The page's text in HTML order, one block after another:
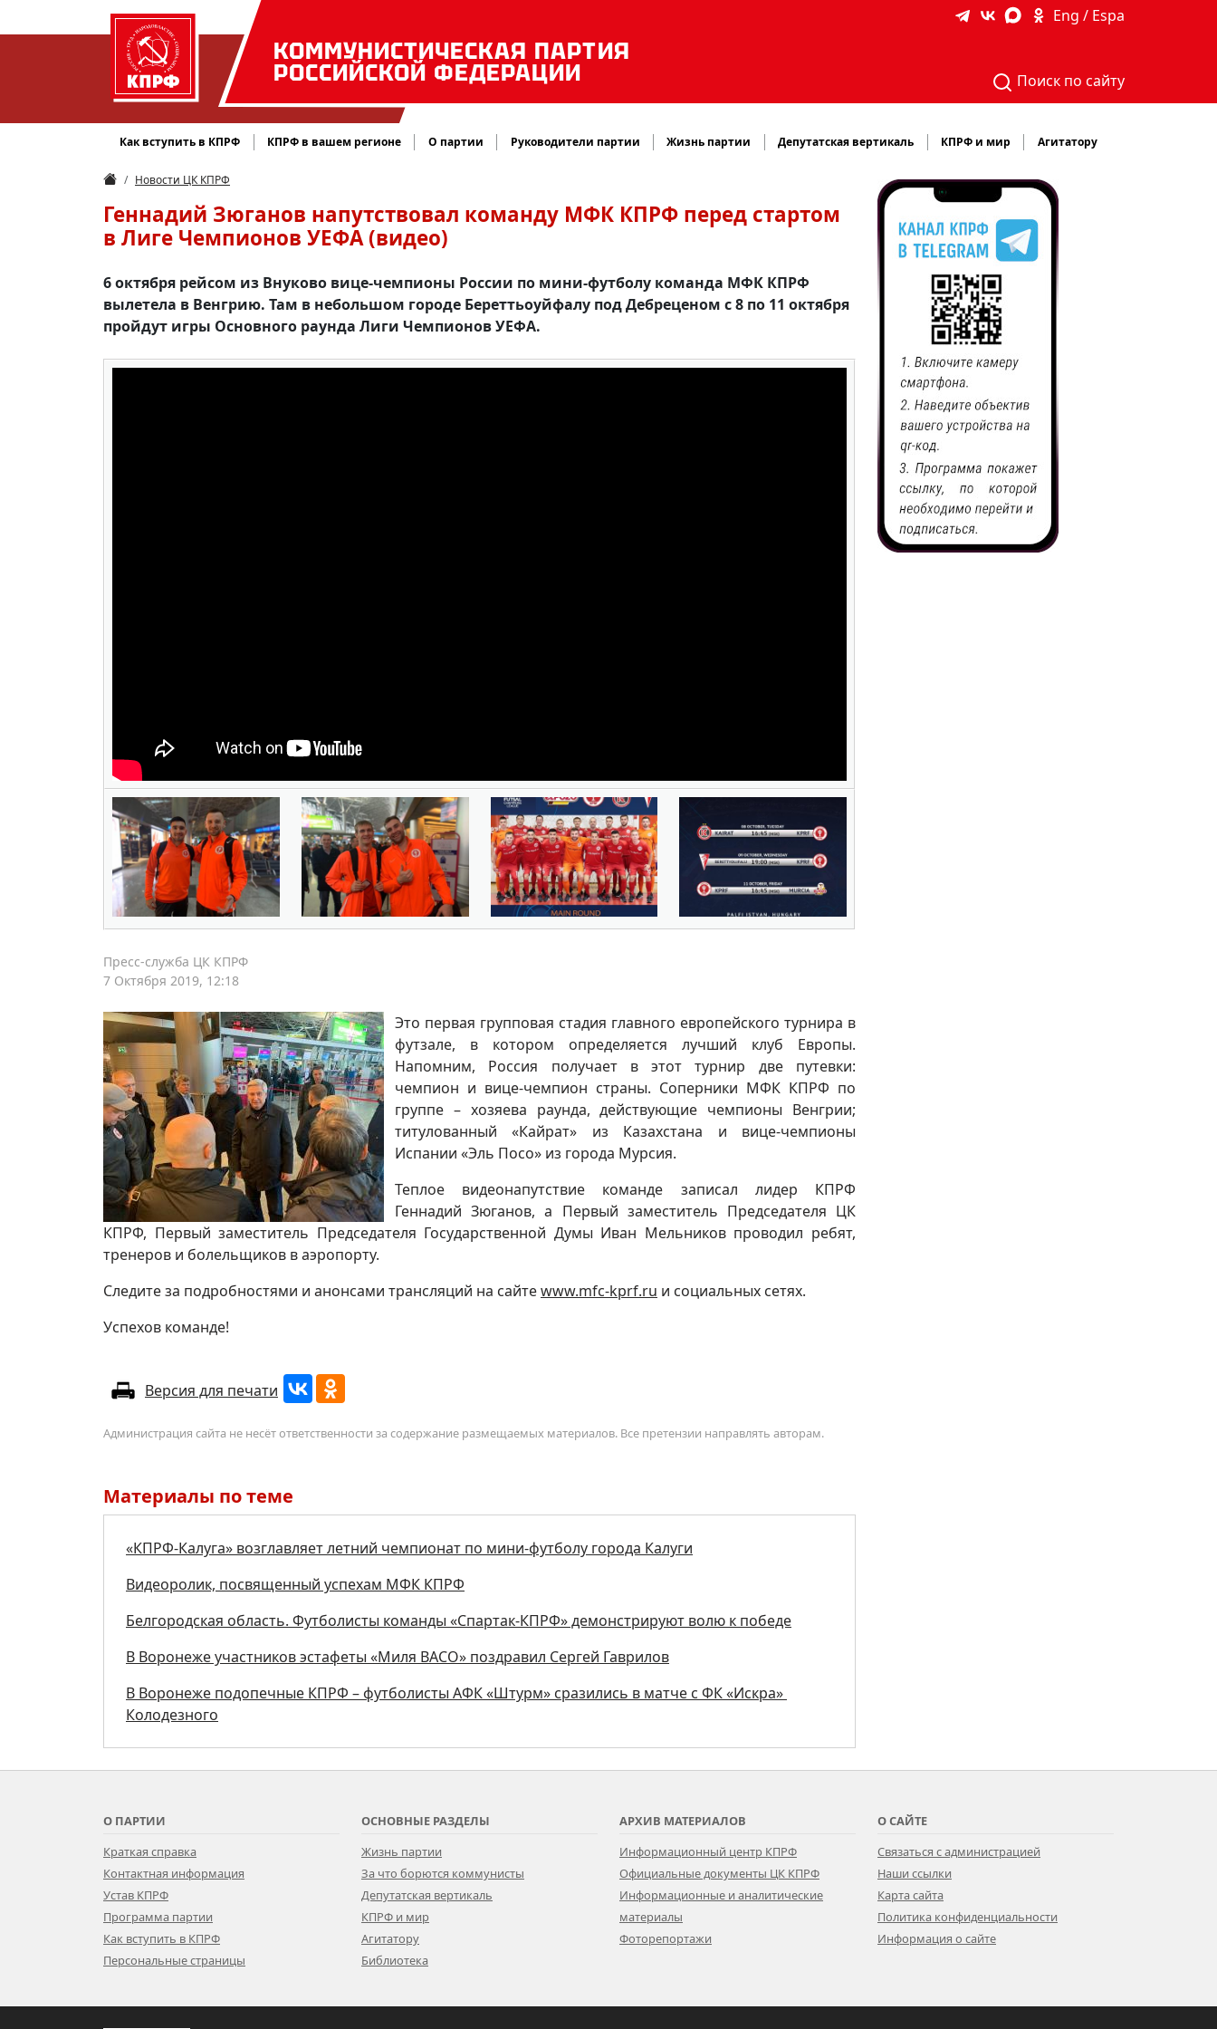
КОММУНИСТИЧЕСКАЯ ПАРТИЯ
РОССИЙСКОЙ ФЕДЕРАЦИИ
Eng / Espa
Поиск по сайту
Как вступить в КПРФ КПРФ в вашем регионе О партии Руководители партии Жизнь партии Депутатская вертикаль КПРФ и мир Агитатору
Новости ЦК КПРФ
Геннадий Зюганов напутствовал команду МФК КПРФ перед стартом
в Лиге Чемпионов УЕФА (видео)
6 октября рейсом из Внуково вице-чемпионы России по мини-футболу команда МФК КПРФ
вылетела в Венгрию. Там в небольшом городе Береттьоуйфалу под Дебреценом с 8 по 11 октября
пройдут игры Основного раунда Лиги Чемпионов УЕФА.
Пресс-служба ЦК КПРФ
7 Октября 2019, 12:18
Это первая групповая стадия главного европейского турнира в
футзале, в котором определяется лучший клуб Европы.
Напомним, Россия получает в этот турнир две путевки:
чемпион и вице-чемпион страны. Соперники МФК КПРФ по
группе – хозяева раунда, действующие чемпионы Венгрии;
титулованный «Кайрат» из Казахстана и вице-чемпионы
Испании «Эль Посо» из города Мурсия.
Теплое видеонапутствие команде записал лидер КПРФ
Геннадий Зюганов, а Первый заместитель Председателя ЦК
КПРФ, Первый заместитель Председателя Государственной Думы Иван Мельников проводил ребят,
тренеров и болельщиков в аэропорту.
Следите за подробностями и анонсами трансляций на сайтеwww.mfc-kprf.ru и социальных сетях.
Успехов команде!
Версия для печати
Администрация сайта не несёт ответственности за содержание размещаемых материалов. Все претензии направлять авторам.
Материалы по теме
«КПРФ-Калуга» возглавляет летний чемпионат по мини-футболу города Калуги
Видеоролик, посвященный успехам МФК КПРФ
Белгородская область. Футболисты команды «Спартак‑КПРФ» демонстрируют волю к победе
В Воронеже участников эстафеты «Миля ВАСО» поздравил Сергей Гаврилов
В Воронеже подопечные КПРФ – футболисты АФК «Штурм» сразились в матче с ФК «Искра»
Колодезного
О ПАРТИИ
Краткая справка
Контактная информация
Устав КПРФ
Программа партии
Как вступить в КПРФ
Персональные страницы
ОСНОВНЫЕ РАЗДЕЛЫ
Жизнь партии
За что борются коммунисты
Депутатская вертикаль
КПРФ и мир
Агитатору
Библиотека
АРХИВ МАТЕРИАЛОВ
Информационный центр КПРФ
Официальные документы ЦК КПРФ
Информационные и аналитические
материалы
Фоторепортажи
О САЙТЕ
Связаться с администрацией
Наши ссылки
Карта сайта
Политика конфиденциальности
Информация о сайте